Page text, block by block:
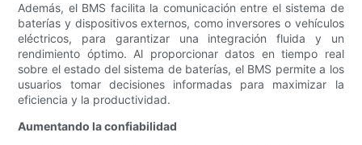
Además, el BMS facilita la comunicación entre el sistema de
baterías y dispositivos externos, como inversores o vehículos
eléctricos, para garantizar una integración fluida y un
rendimiento óptimo. Al proporcionar datos en tiempo real
sobre el estado del sistema de baterías, el BMS permite a los
usuarios tomar decisiones informadas para maximizar la
eficiencia y la productividad.
Aumentando la confiabilidad